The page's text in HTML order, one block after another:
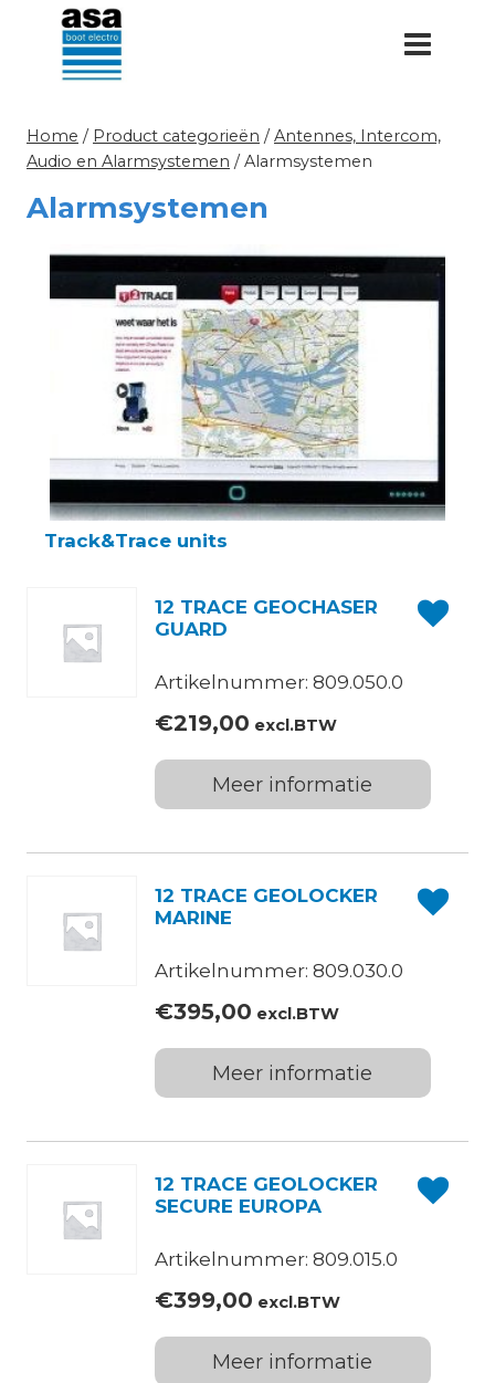
Doorgaan
inhoud
Home / Product categorieën / Antennes, Intercom,
Audio en Alarmsystemen / Alarmsystemen
Alarmsystemen
Track&Trace units
12 TRACE GEOCHASER
GUARD
Artikelnummer: 809.050.0
€219,00 excl.BTW
Meer informatie
12 TRACE GEOLOCKER
MARINE
Artikelnummer: 809.030.0
€395,00 excl.BTW
Meer informatie
12 TRACE GEOLOCKER
SECURE EUROPA
Artikelnummer: 809.015.0
€399,00 excl.BTW
Meer informatie